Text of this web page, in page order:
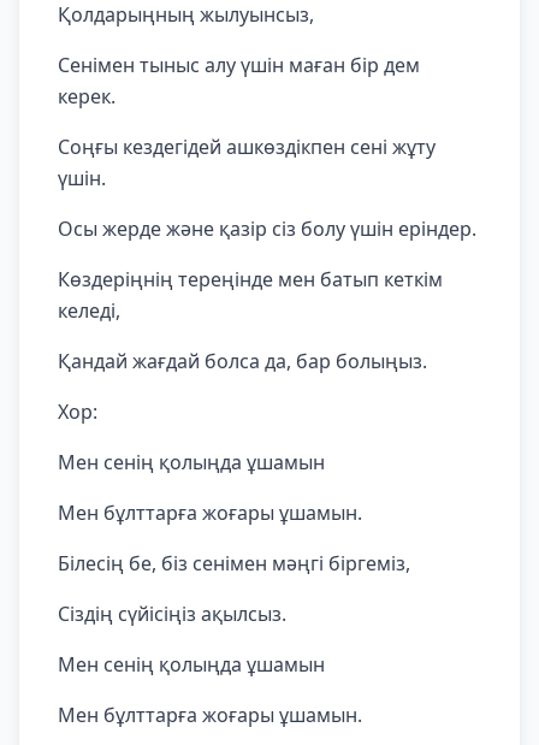
Қолдарыңның жылуынсыз,
Сенімен тыныс алу үшін маған бір дем
керек.
Соңғы кездегідей ашкөздікпен сені жұту
үшін.
Осы жерде және қазір сіз болу үшін еріндер.
Көздеріңнің тереңінде мен батып кеткім
келеді,
Қандай жағдай болса да, бар болыңыз.
Хор:
Мен сенің қолыңда ұшамын
Мен бұлттарға жоғары ұшамын.
Білесің бе, біз сенімен мәңгі біргеміз,
Сіздің сүйісіңіз ақылсыз.
Мен сенің қолыңда ұшамын
Мен бұлттарға жоғары ұшамын.